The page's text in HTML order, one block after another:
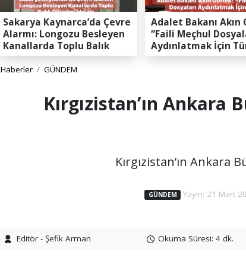
Sakarya Kaynarca’da Çevre
Alarmı: Longozu Besleyen
Kanallarda Toplu Balık
Ölümleri Gerçeği
Adalet Bakanı Akın
“Faili Meçhul
Aydınlatmak İçin
Kapasitemizi
Haberler GÜNDEM
Kırgızistan’ın Ankara
Kırgızistan’ın Ankara
GÜNDEM Yayın: 21 Mart
Editör - Şefik Arman Okuma Süresi: 4 dk.